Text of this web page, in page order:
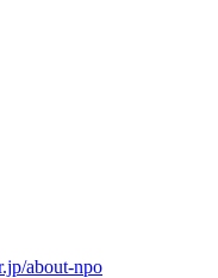
about-npo